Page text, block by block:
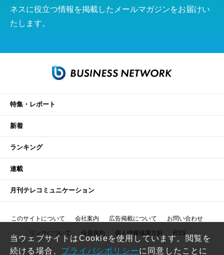
ネスに役立つ情報を掲載したメールマガジンをお届けい
たします。
特集・レポート
新着
ランキング
連載
月刊テレコミュニケーション
このサイトについて 会社案内 広告掲載について お問い合わせ
リンクについて 会員規約 個人情報保護方針 RSS
当ウェブサイトはCookieを使用しています。閲覧を
続ける場合、 プライバシポリシーに同意したことに